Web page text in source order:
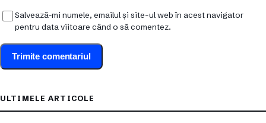
Salvează-mi numele, emailul și site-ul web în acest navigator
pentru data viitoare când o să comentez.
ULTIMELE ARTICOLE